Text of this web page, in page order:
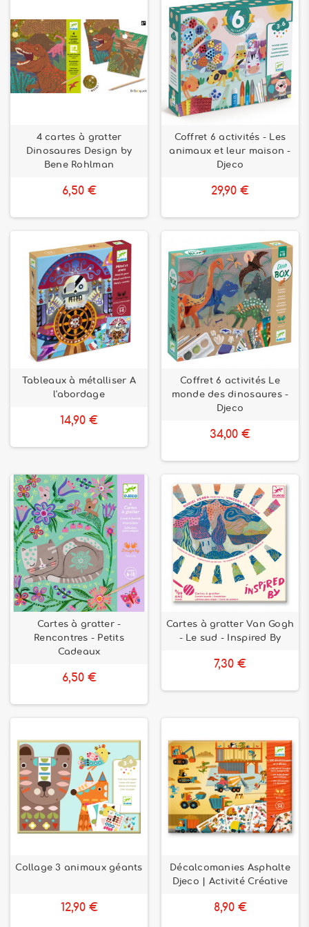
4 cartes à gratter
Dinosaures Design by
Bene Rohlman
6,50 €
Coffret 6 activités - Les
animaux et leur maison -
Djeco
29,90 €
Tableaux à métalliser A
l'abordage
14,90 €
Coffret 6 activités Le
monde des dinosaures -
Djeco
34,00 €
Cartes à gratter -
Rencontres - Petits
Cadeaux
6,50 €
Cartes à gratter Van Gogh
- Le sud - Inspired By
7,30 €
Collage 3 animaux géants
12,90 €
Décalcomanies Asphalte
Djeco | Activité Créative
8,90 €